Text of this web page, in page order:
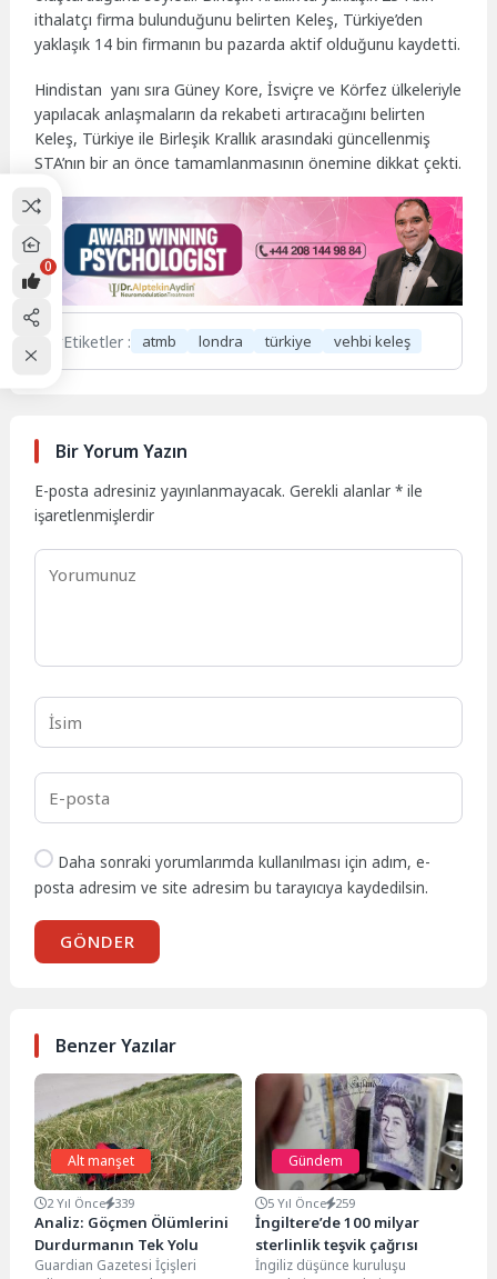
ithalatçı firma bulunduğunu belirten Keleş, Türkiye’den
yaklaşık 14 bin firmanın bu pazarda aktif olduğunu kaydetti.
Hindistan yanı sıra Güney Kore, İsviçre ve Körfez ülkeleriyle
yapılacak anlaşmaların da rekabeti artıracağını belirten
Keleş, Türkiye ile Birleşik Krallık arasındaki güncellenmiş
STA’nın bir an önce tamamlanmasının önemine dikkat çekti.
Etiketler : atmb londra türkiye vehbi keleş
Bir Yorum Yazın
E-posta adresiniz yayınlanmayacak. Gerekli alanlar* ile
işaretlenmişlerdir
Daha sonraki yorumlarımda kullanılması için adım, e-
posta adresim ve site adresim bu tarayıcıya kaydedilsin.
GÖNDER
Benzer Yazılar
Alt manşet
2 Yıl Önce 339
Analiz: Göçmen Ölümlerini
Durdurmanın Tek Yolu
Guardian Gazetesi İçişleri
Gündem
5 Yıl Önce 259
İngiltere’de 100 milyar
sterlinlik teşvik çağrısı
İngiliz düşünce kuruluşu
0